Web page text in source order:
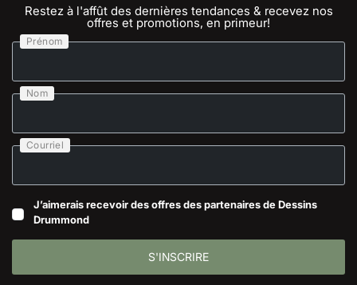
Restez à l'affût des dernières tendances & recevez nos
offres et promotions, en primeur!
Prénom
Nom
Courriel
J’aimerais recevoir des offres des partenaires de Dessins
Drummond
S'INSCRIRE